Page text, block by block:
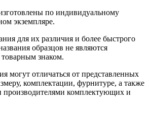
по индивидуальному
экземпляре.
для их различия и более быстрого
образцов не являются
знаком.
могут отличаться от представленных
комплектации, фурнитуре, а также
производителями комплектующих и